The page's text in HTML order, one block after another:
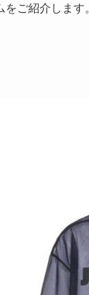
ご紹介します。